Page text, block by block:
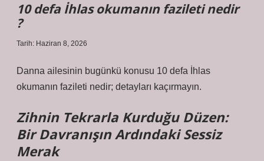
10 defa İhlas okumanın fazileti nedir
?
Tarih: Haziran 8, 2026
Danna ailesinin bugünkü konusu 10 defa İhlas
okumanın fazileti nedir; detayları kaçırmayın.
Zihnin Tekrarla Kurduğu Düzen:
Bir Davranışın Ardındaki Sessiz
Merak